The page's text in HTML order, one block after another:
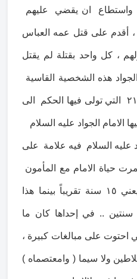
ان يقضي عليهم
، أقدم على قتل عمه العباس
، كل واحد بقتلة لم يقتل
هذه الشخصية القاسية
مدة سنتين يعني من سنة ٢١٨ التي تولى فيها الحكم الى
عليه السلام فيه علامة على
حياة الامام مع المأمون
من سنة ٢٠٣ الى ٢١٨ يعني ١٥ سنة تقريباً بينما هذا
.. في إحداها كان ما
على مبالغات كبيرة ،
ولا سيما ( وامعتصماه )